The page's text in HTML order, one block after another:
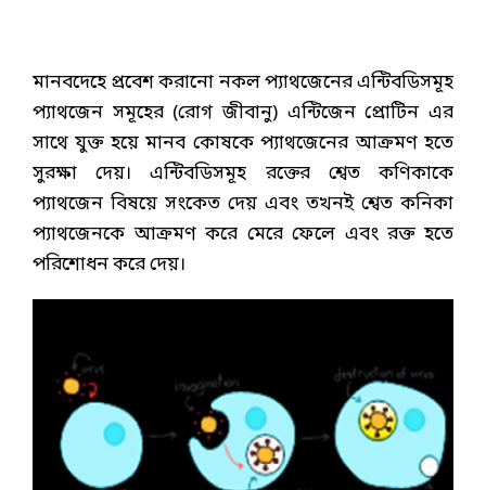
মানবদেহে প্রবেশ করানো নকল প্যাথজেনের এন্টিবডিসমূহ
প্যাথজেন সমূহের (রোগ জীবানু) এন্টিজেন প্রোটিন এর
সাথে যুক্ত হয়ে মানব কোষকে প্যাথজেনের আক্রমণ হতে
সুরক্ষা দেয়। এন্টিবডিসমূহ রক্তের শ্বেত কণিকাকে
প্যাথজেন বিষয়ে সংকেত দেয় এবং তখনই শ্বেত কনিকা
প্যাথজেনকে আক্রমণ করে মেরে ফেলে এবং রক্ত হতে
পরিশোধন করে দেয়।